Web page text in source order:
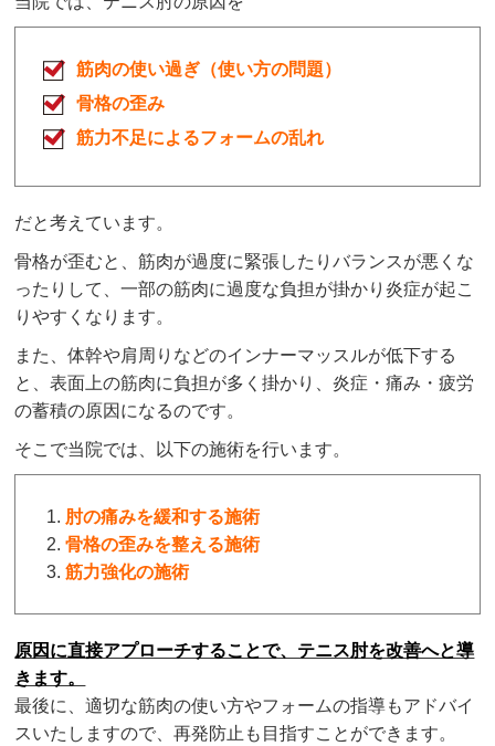
筋肉の使い過ぎ（使い方の問題）
骨格の歪み
筋力不足によるフォームの乱れ
だと考えています。
骨格が歪むと、筋肉が過度に緊張したりバランスが悪くな
ったりして、一部の筋肉に過度な負担が掛かり炎症が起こ
りやすくなります。
また、体幹や肩周りなどのインナーマッスルが低下する
と、表面上の筋肉に負担が多く掛かり、炎症・痛み・疲労
の蓄積の原因になるのです。
そこで当院では、以下の施術を行います。
肘の痛みを緩和する施術
骨格の歪みを整える施術
筋力強化の施術
原因に直接アプローチすることで、テニス肘を改善へと導
きます。
最後に、適切な筋肉の使い方やフォームの指導もアドバイ
スいたしますので、再発防止も目指すことができます。